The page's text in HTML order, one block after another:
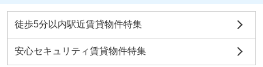
徒歩5分以内駅近賃貸物件特集
安心セキュリティ賃貸物件特集